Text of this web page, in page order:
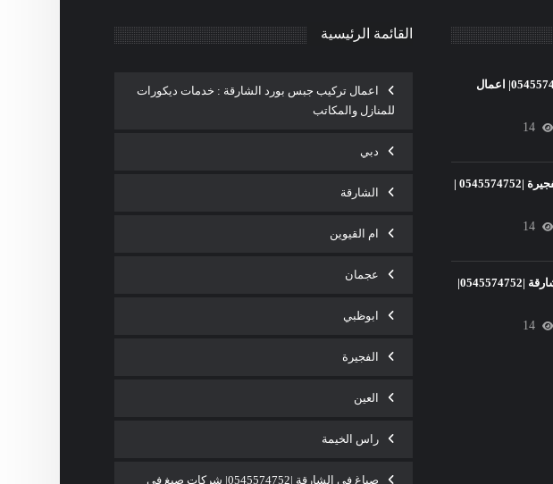
سباك في عجمان |0545574752| اعمال
14
تركيب سيراميك في الفجيرة |0545574752 |
14
شركة تركيب باركيه الشارقة |0545574752|
14
القائمة الرئيسية
اعمال تركيب جبس بورد الشارقة : خدمات ديكورات
للمنازل والمكاتب
دبي
الشارقة
ام القيوين
عجمان
ابوظبي
الفجيرة
العين
راس الخيمة
صباغ في الشارقة |0545574752| شركات صبغ فى